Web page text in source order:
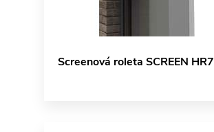
Screenová roleta SCREEN HR7